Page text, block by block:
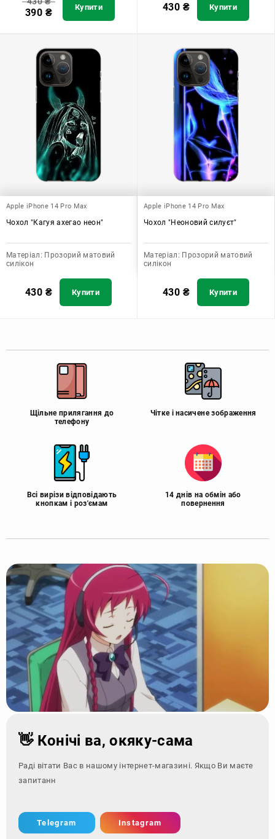
390 ₴ Купити 430 ₴ Купити
Apple iPhone 14 Pro Max
Чохол "Кагуя ахегао неон"
Матеріал: Прозорий матовий
силікон
430 ₴ Купити
Apple iPhone 14 Pro Max
Чохол "Неоновий силуєт"
Матеріал: Прозорий матовий
силікон
430 ₴ Купити
Щільне прилягання до
телефону
Чітке і насичене зображення
Всі вирізи відповідають
кнопкам і роз'ємам
14 днів на обмін або
повернення
👋 Конічі ва, окяку-сама
Раді вітати Вас в нашому інтернет-магазині. Якщо Ви маєте
запитання - зверніть
Telegram Instagram